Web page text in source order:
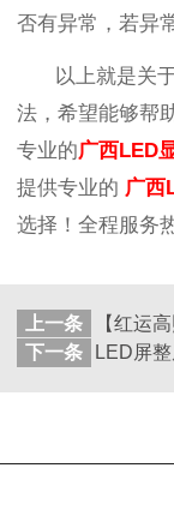
否有异常，若异
以上就是关
法，希望能够帮
专业的广西 LED
提供专业的 广西
选择！ 全程服务
上一条
下一条